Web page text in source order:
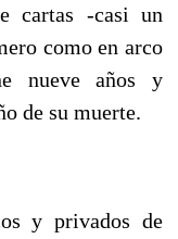
cartas -casi un
como en arco
nueve años y
de su muerte.
y privados de